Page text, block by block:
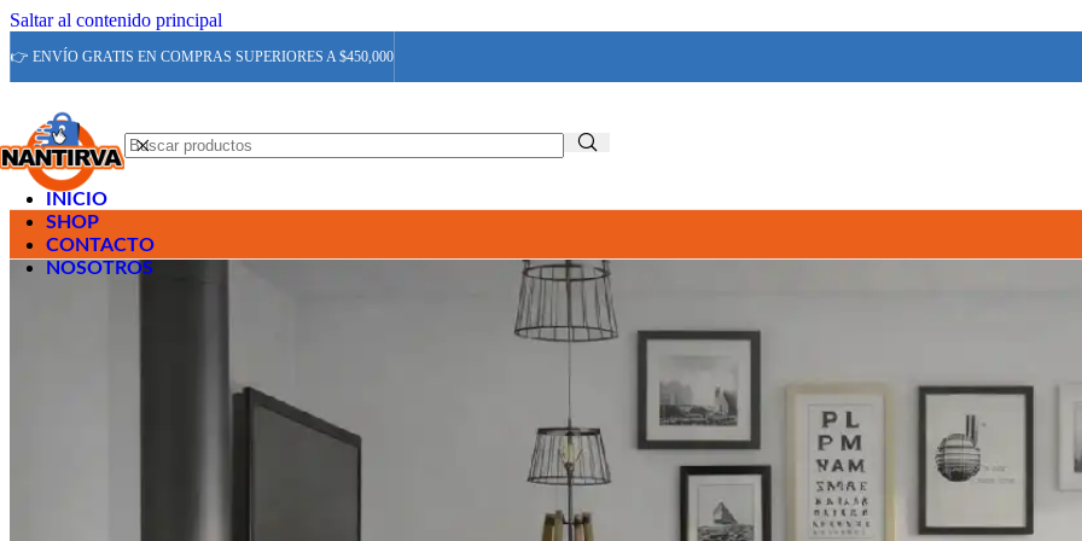
Saltar al contenido principal
👉 ENVÍO GRATIS EN COMPRAS SUPERIORES A $450,000
INICIO
SHOP
CONTACTO
NOSOTROS